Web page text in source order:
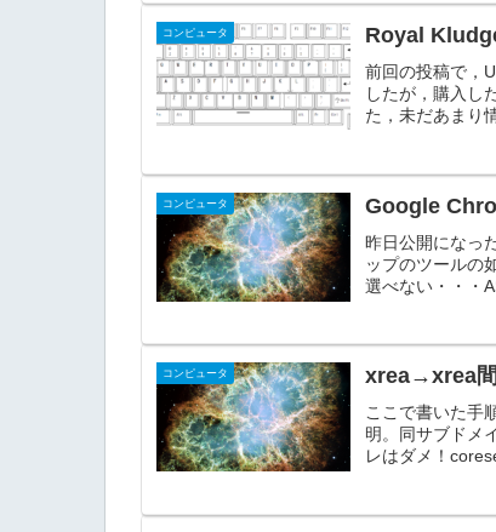
コンピュータ Royal
前回の投稿で，
したが，購入し
た，未だあまり
コンピュータ Google
昨日公開になっ
ップのツールの
選べない・・・
コンピュータ xrea→xrea
ここで書いた手
明。同サブドメ
レはダメ！